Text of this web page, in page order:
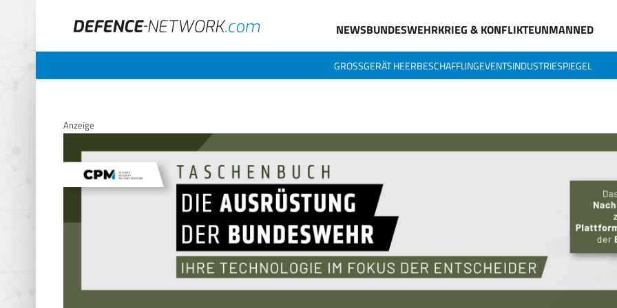
NEWSBUNDESWEHRKRIEG & KONFLIKTEUNMANNED
GROSSGERÄT HEERBESCHAFFUNGEVENTSINDUSTRIESPIEGEL
Anzeige